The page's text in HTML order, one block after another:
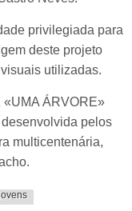
privilegiada para
deste projeto
utilizadas.
ÁRVORE»
pelos
multicentenária,